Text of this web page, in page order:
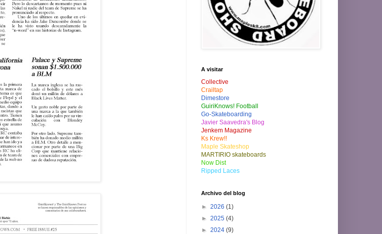
A visitar
Collective
Crailtap
Dimestore
GuiriKnows! Football
Go-Skateboarding
Javier Saavedra's Blog
Jenkem Magazine
Ks Krew!!
Maple Skateshop
MARTIRIO skateboards
Now Dist
Ripped Laces
Archivo del blog
► 2026 (1)
► 2025 (4)
► 2024 (9)